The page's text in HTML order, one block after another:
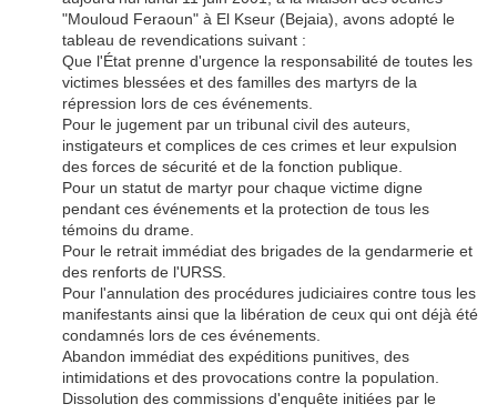
"Mouloud Feraoun" à El Kseur (Bejaia), avons adopté le
tableau de revendications suivant :
Que l'État prenne d'urgence la responsabilité de toutes les
victimes blessées et des familles des martyrs de la
répression lors de ces événements.
Pour le jugement par un tribunal civil des auteurs,
instigateurs et complices de ces crimes et leur expulsion
des forces de sécurité et de la fonction publique.
Pour un statut de martyr pour chaque victime digne
pendant ces événements et la protection de tous les
témoins du drame.
Pour le retrait immédiat des brigades de la gendarmerie et
des renforts de l'URSS.
Pour l'annulation des procédures judiciaires contre tous les
manifestants ainsi que la libération de ceux qui ont déjà été
condamnés lors de ces événements.
Abandon immédiat des expéditions punitives, des
intimidations et des provocations contre la population.
Dissolution des commissions d'enquête initiées par le